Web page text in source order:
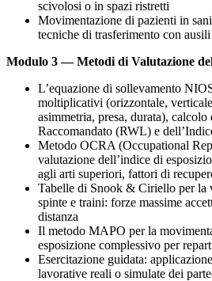
scivolosi o in spazi ristretti
Movimentazione di pazienti in
tecniche di trasferimento con ausili
Modulo 3 — Metodi di Valutazione
L’equazione di sollevamento
moltiplicativi (orizzontale,
asimmetria, presa, durata),
Raccomandato (RWL) e
Metodo OCRA (Occupational
valutazione dell’indice di
agli arti superiori, fattori di
Tabelle di Snook & Ciriello per la
spinte e traini: forze massime
distanza
Il metodo MAPO per la
esposizione complessivo per
Esercitazione guidata:
lavorative reali o simulate dei